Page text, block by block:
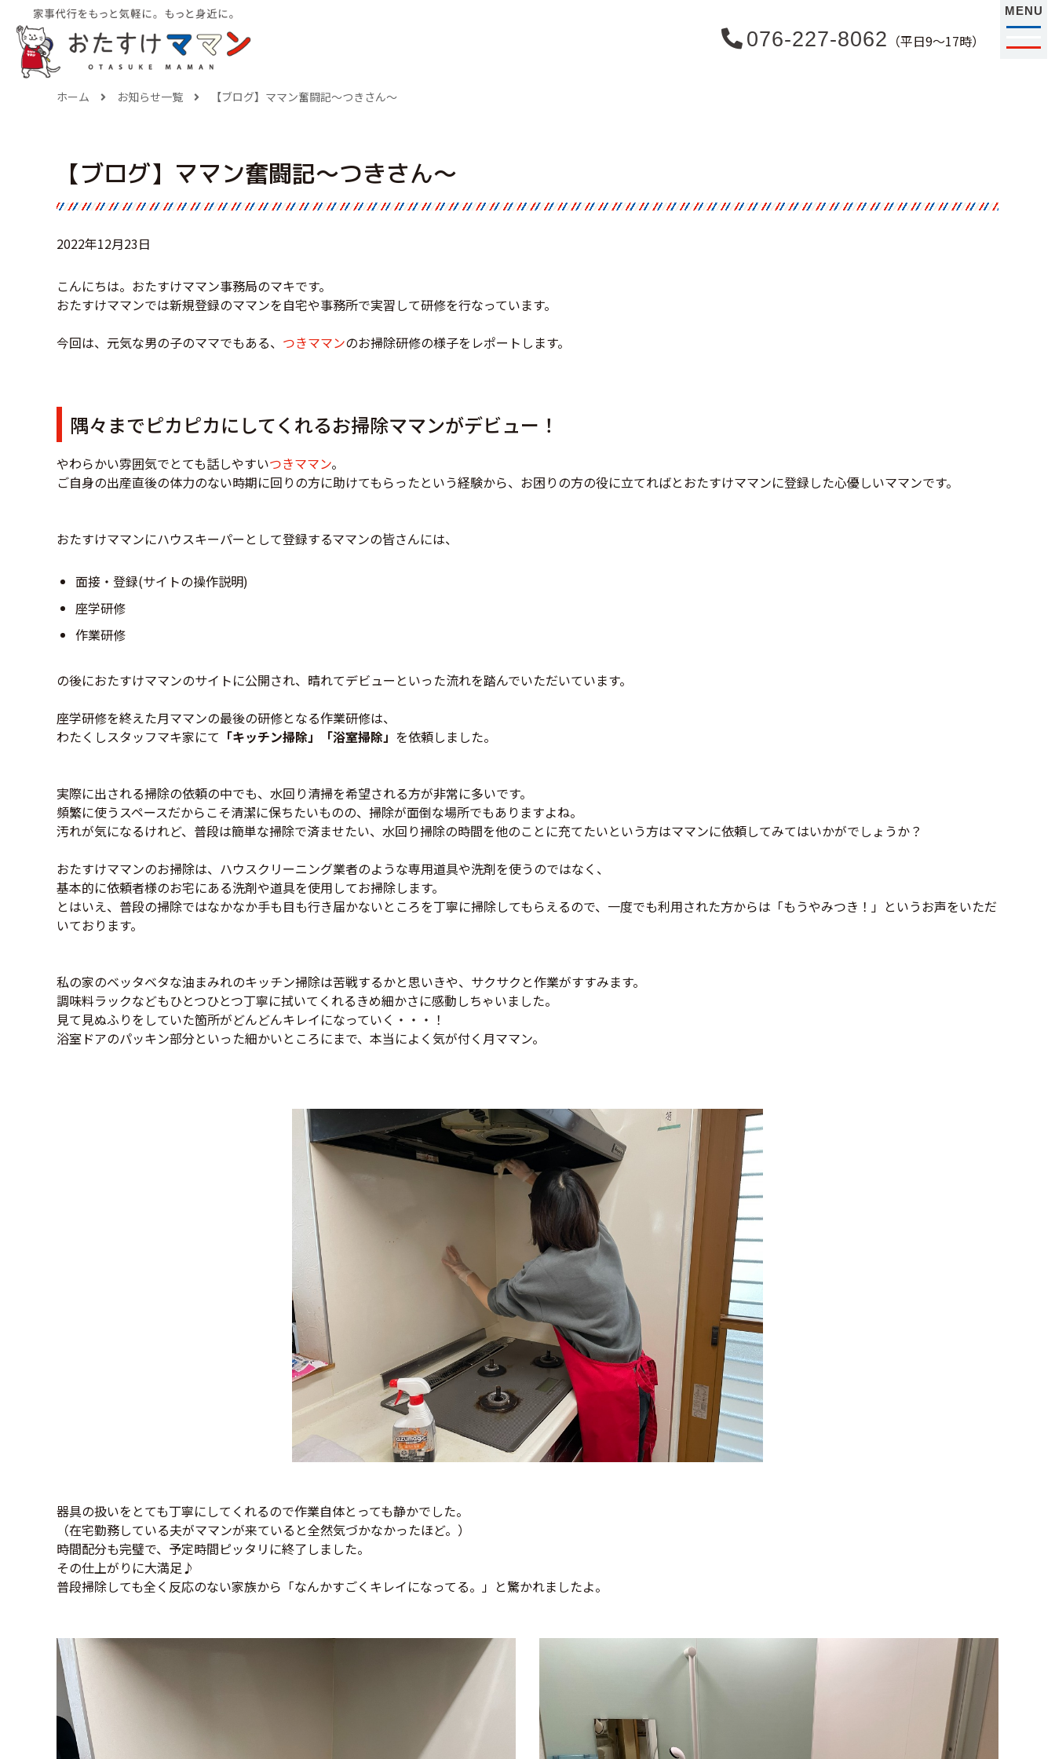
MENU
076-227-8062 （平日9〜17時）
ホーム お知らせ一覧 【ブログ】ママン奮闘記～つきさん～
【ブログ】ママン奮闘記～つきさん～
2022年12月23日
こんにちは。おたすけママン事務局のマキです。
おたすけママンでは新規登録のママンを自宅や事務所で実習して研修を行なっています。
今回は、元気な男の子のママでもある、 つきママンのお掃除研修の様子をレポートします。
隅々までピカピカにしてくれるお掃除ママンがデビュー！
やわらかい雰囲気でとても話しやすいつきママン。
ご自身の出産直後の体力のない時期に回りの方に助けてもらったという経験から、お困りの方の役に立てればとおたすけママンに登録した心優しいママンです。
おたすけママンにハウスキーパーとして登録するママンの皆さんには、
面接・登録(サイトの操作説明)
座学研修
作業研修
の後におたすけママンのサイトに公開され、晴れてデビューといった流れを踏んでいただいています。
座学研修を終えた月ママンの最後の研修となる作業研修は、
わたくしスタッフマキ家にて 「キッチン掃除」「浴室掃除」 を依頼しました。
実際に出される掃除の依頼の中でも、水回り清掃を希望される方が非常に多いです。
頻繁に使うスペースだからこそ清潔に保ちたいものの、掃除が面倒な場所でもありますよね。
汚れが気になるけれど、普段は簡単な掃除で済ませたい、水回り掃除の時間を他のことに充てたいという方はママンに依頼してみてはいかがでしょうか？
おたすけママンのお掃除は、ハウスクリーニング業者のような専用道具や洗剤を使うのではなく、
基本的に依頼者様のお宅にある洗剤や道具を使用してお掃除します。
とはいえ、普段の掃除ではなかなか手も目も行き届かないところを丁寧に掃除してもらえるので、一度でも利用された方からは「もうやみつき！」というお声をいただ
いております。
私の家のベッタベタな油まみれのキッチン掃除は苦戦するかと思いきや、サクサクと作業がすすみます。
調味料ラックなどもひとつひとつ丁寧に拭いてくれるきめ細かさに感動しちゃいました。
見て見ぬふりをしていた箇所がどんどんキレイになっていく・・・！
浴室ドアのパッキン部分といった細かいところにまで、本当によく気が付く月ママン。
器具の扱いをとても丁寧にしてくれるので作業自体とっても静かでした。
（在宅勤務している夫がママンが来ていると全然気づかなかったほど。）
時間配分も完璧で、予定時間ピッタリに終了しました。
その仕上がりに大満足♪
普段掃除しても全く反応のない家族から「なんかすごくキレイになってる。」と驚かれましたよ。